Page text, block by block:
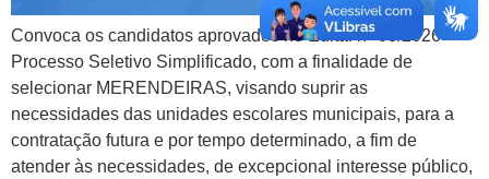
Convoca os candidatos aprovados no Edital nº 03/2026 –
Processo Seletivo Simplificado, com a finalidade de
selecionar MERENDEIRAS, visando suprir as
necessidades das unidades escolares municipais, para a
contratação futura e por tempo determinado, a fim de
atender às necessidades, de excepcional interesse público,